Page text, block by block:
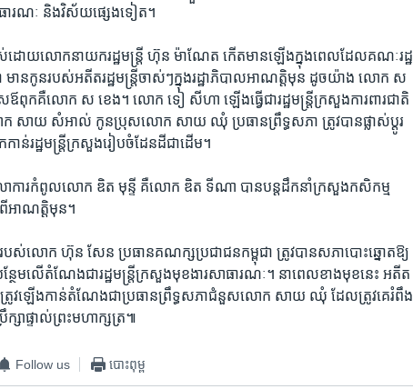
ាធារណៈ​ និង​វិស័យ​ផ្សេង​ទៀត។​
ស់​ដោយ​លោក​នាយក​រដ្ឋមន្ត្រី ​ហ៊ុន ម៉ាណែត​ កើត​មាន​ឡើង​ក្នុង​ពេល​ដែល​គណៈ​រដ្ឋ
មាន​កូន​របស់​អតីត​រដ្ឋមន្ត្រី​ចាស់ៗ​ក្នុង​រដ្ឋាភិបាល​អាណត្តិ​មុន​ ដូច​យ៉ាង​ លោក​ ស
ស​ឪពុក​គឺ​លោក ​ស ខេង។​ លោក​ ទៀ សីហា​ ឡើង​ធ្វើជា​រដ្ឋមន្ត្រី​ក្រសួង​ការពារ​ជាតិ
យ សំអាល់​ កូនប្រុស​លោក​ សាយ ឈុំ ​ប្រធាន​ព្រឹទ្ធ​សភា ​ត្រូវ​បាន​ផ្លាស់​ប្តូរ​
ាន់​រដ្ឋមន្ត្រី​ក្រសួង​រៀបចំ​ដែន​ដី​ជាដើម។​
ារ​កំពូល​លោក​ ឌិត មុន្ទី ​គឺ​លោក ​ឌិត​ ទីណា ​បាន​បន្ត​ដឹកនាំ​ក្រសួង​កសិកម្ម​
អាណត្តិមុន។
ស់​លោក​ ហ៊ុន សែន​ ប្រធាន​គណក្ស​ប្រជាជន​កម្ពុជា​ ត្រូវ​បាន​សភា​បោះឆ្នោត​ឱ្យ​
ថែម​លើ​តំណែង​ជា​រដ្ឋមន្ត្រី​ក្រសួង​មុខងារ​សាធារណៈ។ ​នា​ពេល​ខាង​មុខ​នេះ​ អតីត​
រូវ​ឡើង​កាន់​តំណែង​ជា​ប្រធាន​ព្រឹទ្ធ​សភា​ជំនួស​លោក ​សាយ ឈុំ ​ដែល​ត្រូវ​គេ​រំពឹង​
សា​ផ្ទាល់​ព្រះ​មហា​ក្សត្រ៕
Follow us បោះពុម្ព